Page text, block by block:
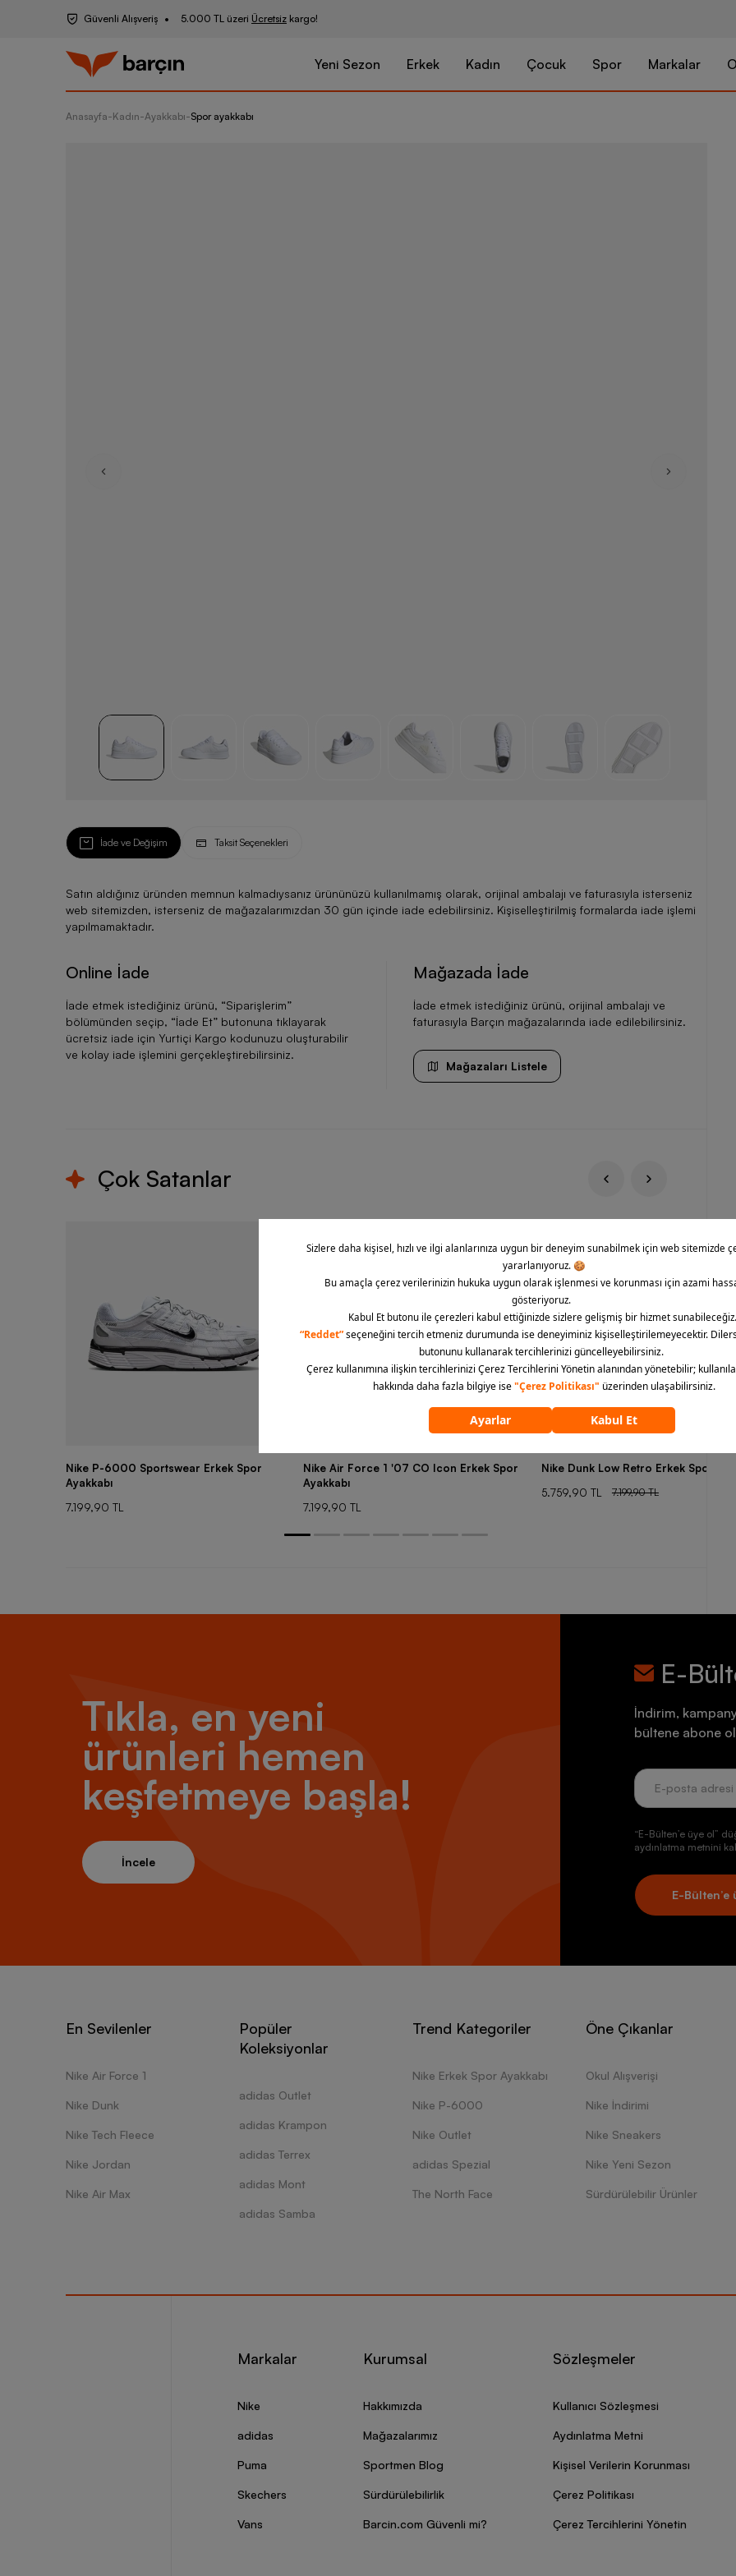
Güvenli Alışveriş 5.000 TL üzeri Ücretsiz kargo!
Yeni Sezon Erkek Kadın Çocuk Spor Markalar
Anasayfa-Kadın-Ayakkabı-Spor ayakkabı
adidas
İade ve Değişim Taksit Seçenekleri
Satın aldığınız üründen memnun kalmadıysanız ürününüzü kullanılmamış olarak, orijinal ambalajı ve faturasıyla isterseniz
web sitemizden, isterseniz de mağazalarımızdan 30 gün içinde iade edebilirsiniz. Kişiselleştirilmiş formalarda iade işlemi
yapılmamaktadır.
Online İade
İade etmek istediğiniz ürünü, “Siparişlerim”
bölümünden seçip, “İade Et” butonuna tıklayarak
ücretsiz iade için Yurtiçi Kargo kodunuzu oluşturabilir
ve kolay iade işlemini gerçekleştirebilirsiniz.
Mağazada İade
İade etmek istediğiniz ürünü, orijinal ambalajı ve
faturasıyla Barçın mağazalarında iade edilebilirsiniz.
Mağazaları Listele
Çok Satanlar
Nike P-6000 Sportswear Erkek Spor
Ayakkabı
7.199,90 TL
Nike Air Force 1 '07 CO Icon Erkek Spor
Ayakkabı
7.199,90 TL
Nike Dunk Low Retro Erkek Spor
5.759,90 TL
7.199,90 TL
Tıkla, en yeni
ürünleri hemen
keşfetmeye başla!
İncele
E-
İndirim,
bültene abone
“E-Bülten’e üye ol”
aydınlatma metnini
E-Bülten’e
En Sevilenler
Nike Air Force 1
Nike Dunk
Nike Tech Fleece
Nike Jordan
Nike Air Max
Popüler
Koleksiyonlar
adidas Outlet
adidas Krampon
adidas Terrex
adidas Mont
adidas Samba
Trend Kategoriler
Nike Erkek Spor Ayakkabı
Nike P-6000
Nike Outlet
adidas Spezial
The North Face
Öne Çıkanlar
Okul Alışverişi
Nike İndirimi
Nike Sneakers
Nike Yeni Sezon
Sürdürülebilir Ürünler
Markalar
Nike
adidas
Puma
Skechers
Vans
Kurumsal
Hakkımızda
Mağazalarımız
Sportmen Blog
Sürdürülebilirlik
Barcin.com Güvenli mi?
Sözleşmeler
Kullanıcı Sözleşmesi
Aydınlatma Metni
Kişisel Verilerin Korunması
Çerez Politikası
Çerez Tercihlerini Yönetin